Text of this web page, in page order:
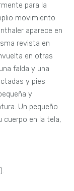
para la
movimiento
aparece en
revista en
en otras
falda y una
y pies
y
Un pequeño
cuerpo en la tela,